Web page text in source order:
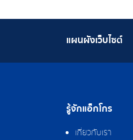
แผนผังเว็บไซต์
รู้จักแอ็กโกร
เกี่ยวกับเรา